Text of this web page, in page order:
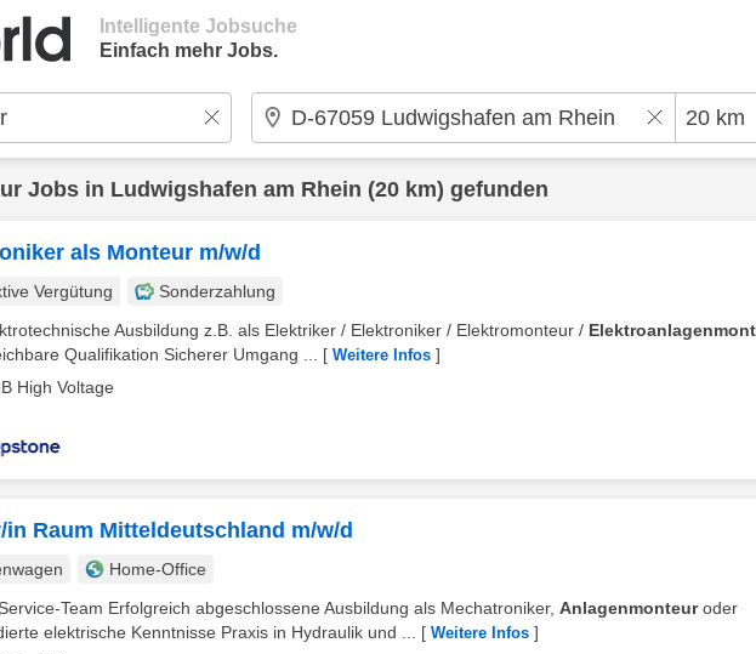
Intelligente Jobsuche
Einfach mehr Jobs.
Jobs in Ludwigshafen am Rhein (20 km) gefunden
als Monteur m/w/d
Vergütung
Sonderzahlung
Ausbildung z.B. als Elektriker / Elektroniker / Elektromonteur /
Qualifikation Sicherer Umgang ...
[ Weitere Infos ]
High Voltage
Raum Mitteldeutschland m/w/d
Home-Office
Team Erfolgreich abgeschlossene Ausbildung als Mechatroniker, Anlagenmonteuroder
elektrische Kenntnisse Praxis in Hydraulik und ...
[ Weitere Infos ]